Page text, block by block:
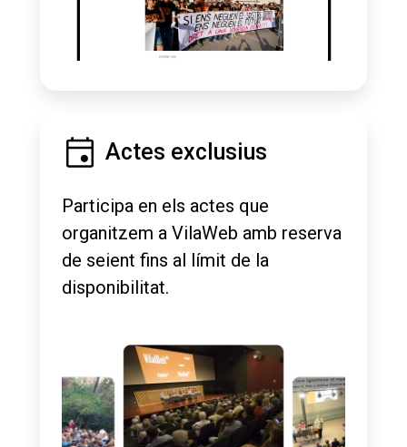
Actes exclusius
Participa en els actes que
organitzem a VilaWeb amb reserva
de seient fins al límit de la
disponibilitat.